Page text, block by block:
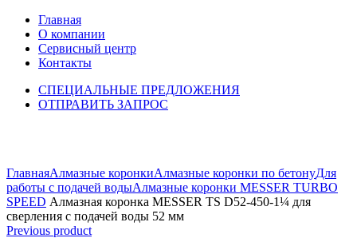
Главная
О компании
Сервисный центр
Контакты
СПЕЦИАЛЬНЫЕ ПРЕДЛОЖЕНИЯ
ОТПРАВИТЬ ЗАПРОС
ГлавнаяАлмазные коронкиАлмазные коронки по бетонуДля
работы с подачей водыАлмазные коронки MESSER TURBO
SPEED Алмазная коронка MESSER TS D52-450-1¼ для
сверления с подачей воды 52 мм
Previous product